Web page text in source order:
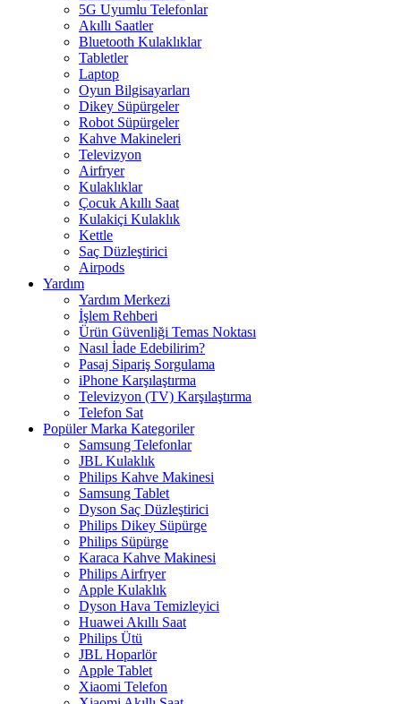
5G Uyumlu Telefonlar
Akıllı Saatler
Bluetooth Kulaklıklar
Tabletler
Laptop
Oyun Bilgisayarları
Dikey Süpürgeler
Robot Süpürgeler
Kahve Makineleri
Televizyon
Airfryer
Kulaklıklar
Çocuk Akıllı Saat
Kulakiçi Kulaklık
Kettle
Saç Düzleştirici
Airpods
Yardım
Yardım Merkezi
İşlem Rehberi
Ürün Güvenliği Temas Noktası
Nasıl İade Edebilirim?
Pasaj Sipariş Sorgulama
iPhone Karşılaştırma
Televizyon (TV) Karşılaştırma
Telefon Sat
Popüler Marka Kategoriler
Samsung Telefonlar
JBL Kulaklık
Philips Kahve Makinesi
Samsung Tablet
Dyson Saç Düzleştirici
Philips Dikey Süpürge
Philips Süpürge
Karaca Kahve Makinesi
Philips Airfryer
Apple Kulaklık
Dyson Hava Temizleyici
Huawei Akıllı Saat
Philips Ütü
JBL Hoparlör
Apple Tablet
Xiaomi Telefon